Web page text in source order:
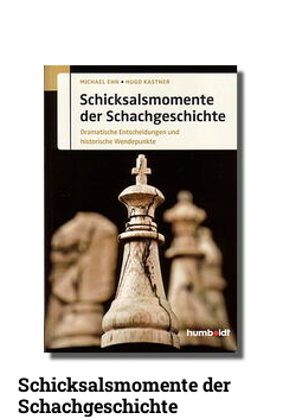
Schicksalsmomente der
Schachgeschichte